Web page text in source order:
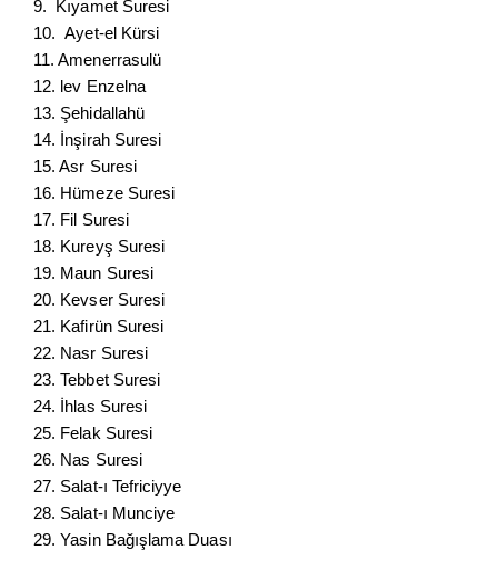
9. Kıyamet Suresi
10. Ayet-el Kürsi
11. Amenerrasulü
12. lev Enzelna
13. Şehidallahü
14. İnşirah Suresi
15. Asr Suresi
16. Hümeze Suresi
17. Fil Suresi
18. Kureyş Suresi
19. Maun Suresi
20. Kevser Suresi
21. Kafirün Suresi
22. Nasr Suresi
23. Tebbet Suresi
24. İhlas Suresi
25. Felak Suresi
26. Nas Suresi
27. Salat-ı Tefriciyye
28. Salat-ı Munciye
29. Yasin Bağışlama Duası